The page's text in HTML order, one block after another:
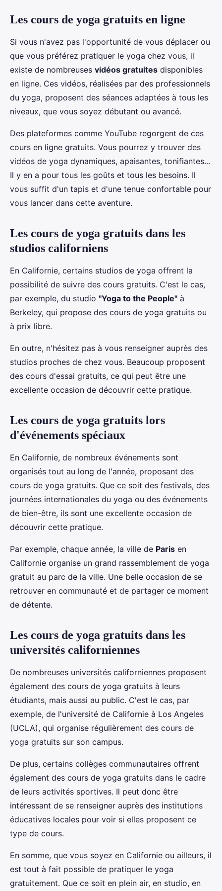
Les cours de yoga gratuits en ligne
Si vous n'avez pas l'opportunité de vous déplacer ou
que vous préférez pratiquer le yoga chez vous, il
existe de nombreuses vidéos gratuites disponibles
en ligne. Ces vidéos, réalisées par des professionnels
du yoga, proposent des séances adaptées à tous les
niveaux, que vous soyez débutant ou avancé.
Des plateformes comme YouTube regorgent de ces
cours en ligne gratuits. Vous pourrez y trouver des
vidéos de yoga dynamiques, apaisantes, tonifiantes...
Il y en a pour tous les goûts et tous les besoins. Il
vous suffit d'un tapis et d'une tenue confortable pour
vous lancer dans cette aventure.
Les cours de yoga gratuits dans les
studios californiens
En Californie, certains studios de yoga offrent la
possibilité de suivre des cours gratuits. C'est le cas,
par exemple, du studio "Yoga to the People" à
Berkeley, qui propose des cours de yoga gratuits ou
à prix libre.
En outre, n'hésitez pas à vous renseigner auprès des
studios proches de chez vous. Beaucoup proposent
des cours d'essai gratuits, ce qui peut être une
excellente occasion de découvrir cette pratique.
Les cours de yoga gratuits lors
d'événements spéciaux
En Californie, de nombreux événements sont
organisés tout au long de l'année, proposant des
cours de yoga gratuits. Que ce soit des festivals, des
journées internationales du yoga ou des événements
de bien-être, ils sont une excellente occasion de
découvrir cette pratique.
Par exemple, chaque année, la ville de Paris en
Californie organise un grand rassemblement de yoga
gratuit au parc de la ville. Une belle occasion de se
retrouver en communauté et de partager ce moment
de détente.
Les cours de yoga gratuits dans les
universités californiennes
De nombreuses universités californiennes proposent
également des cours de yoga gratuits à leurs
étudiants, mais aussi au public. C'est le cas, par
exemple, de l'université de Californie à Los Angeles
(UCLA), qui organise régulièrement des cours de
yoga gratuits sur son campus.
De plus, certains collèges communautaires offrent
également des cours de yoga gratuits dans le cadre
de leurs activités sportives. Il peut donc être
intéressant de se renseigner auprès des institutions
éducatives locales pour voir si elles proposent ce
type de cours.
En somme, que vous soyez en Californie ou ailleurs, il
est tout à fait possible de pratiquer le yoga
gratuitement. Que ce soit en plein air, en studio, en